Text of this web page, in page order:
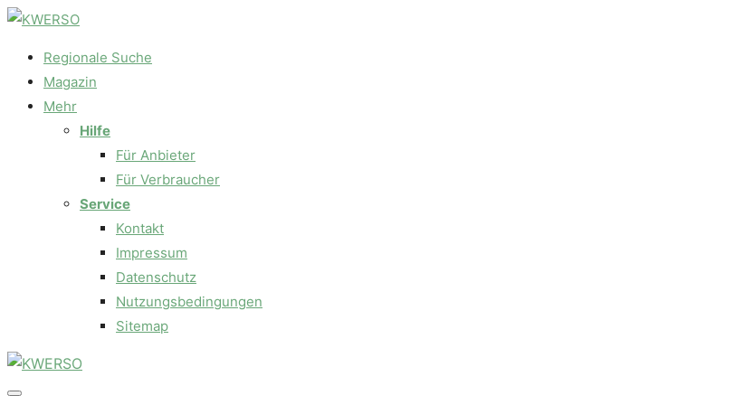
Regionale Suche
Magazin
Mehr
Hilfe
Für Anbieter
Für Verbraucher
Service
Kontakt
Impressum
Datenschutz
Nutzungsbedingungen
Sitemap